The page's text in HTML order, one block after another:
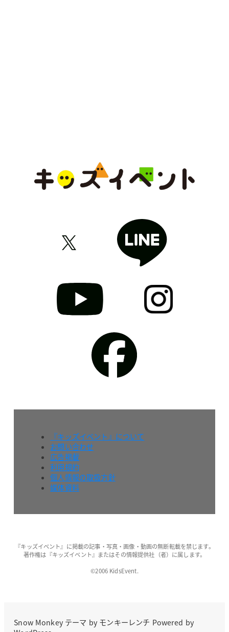
『キッズイベント』について
お問い合わせ
広告掲載
利用規約
個人情報の取扱方針
媒体資料
『キッズイベント』に掲載の記事・写真・画像・動画の無断転載を禁じます。
著作権は『キッズイベント』またはその情報提供社（者）に属します。
©2006 KidsEvent.
Snow Monkeyテーマ by モンキーレンチ Powered by